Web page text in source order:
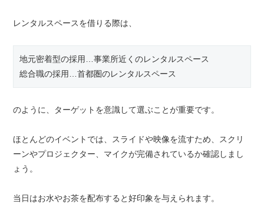
レンタルスペースを借りる際は、
地元密着型の採用…事業所近くのレンタルスペース
総合職の採用…首都圏のレンタルスペース
のように、ターゲットを意識して選ぶことが重要です。
ほとんどのイベントでは、スライドや映像を流すため、スクリ
ーンやプロジェクター、マイクが完備されているか確認しまし
ょう。
当日はお水やお茶を配布すると好印象を与えられます。